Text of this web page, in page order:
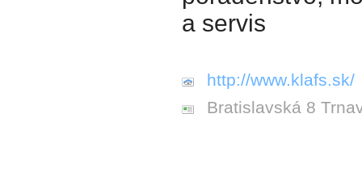
a servis
http://www.klafs.sk/
Bratislavská 8